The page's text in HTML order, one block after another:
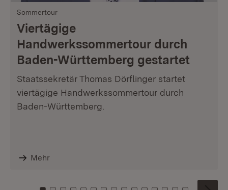
Sommertour
Viertägige
Handwerkssommertour durch
Baden-Württemberg gestartet
Staatssekretär Thomas Dörflinger startet
viertägige Handwerkssommertour durch
Baden-Württemberg.
Mehr